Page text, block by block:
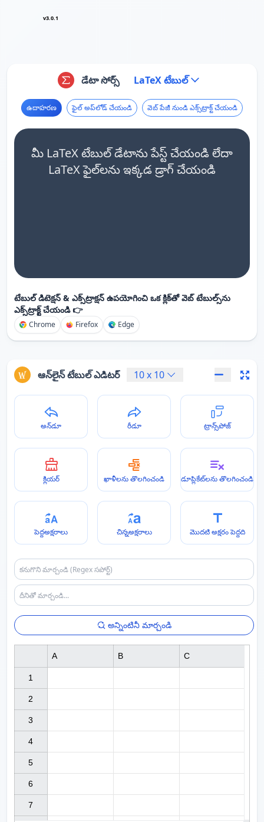
v3.0.1
డేటా సోర్స్ LaTeX టేబుల్
ఉదాహరణ ఫైల్ అప్‌లోడ్ చేయండి వెబ్ పేజీ నుండి ఎక్స్‌ట్రాక్ట్ చేయండి
మీ LaTeX టేబుల్ డేటాను పేస్ట్ చేయండి లేదా
LaTeX ఫైల్‌లను ఇక్కడ డ్రాగ్ చేయండి
టేబుల్ డిటెక్షన్ & ఎక్స్‌ట్రాక్షన్ ఉపయోగించి ఒక క్లిక్‌తో వెబ్ టేబుల్స్‌ను
ఎక్స్‌ట్రాక్ట్ చేయండి 👉
Chrome Firefox Edge
ఆన్‌లైన్ టేబుల్ ఎడిటర్ 10x 10
అన్‌డూ రీడూ ట్రాన్స్‌పోజ్
క్లియర్ ఖాళీలను తొలగించండి డూప్లికేట్‌లను తొలగించండి
పెద్దఅక్షరాలు చిన్నఅక్షరాలు మొదటి అక్షరం పెద్దది
అన్నింటినీ మార్చండి
1
2
3
4
5
6
7
A B C